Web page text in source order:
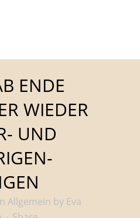
ENDE
WIEDER
UND
Allgemein by Eva